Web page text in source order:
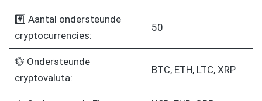
#️⃣ Aantal ondersteunde
cryptocurrencies:
50
💱 Ondersteunde
cryptovaluta:
BTC, ETH, LTC, XRP